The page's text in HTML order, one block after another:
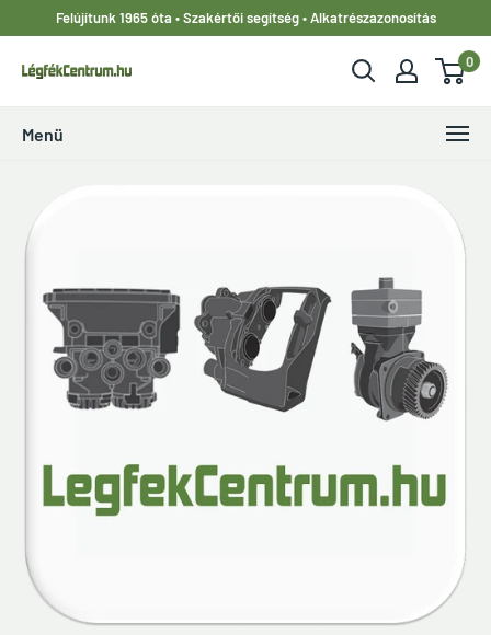
tartalomhoz
Felújítunk 1965 óta • Szakértői segítség • Alkatrészazonosítás
LegfekCentrum.hu
0
Menü